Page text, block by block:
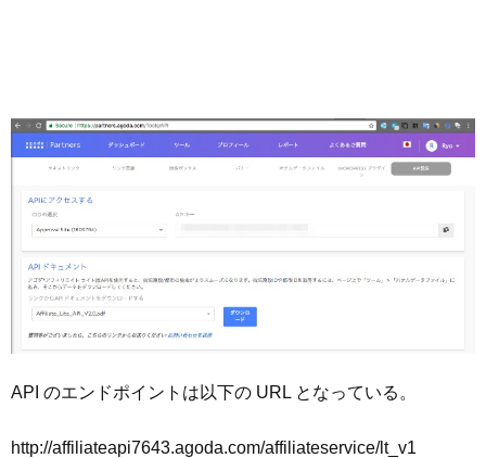
API のエンドポイントは以下の URL となっている。
http://affiliateapi7643.agoda.com/affiliateservice/lt_v1